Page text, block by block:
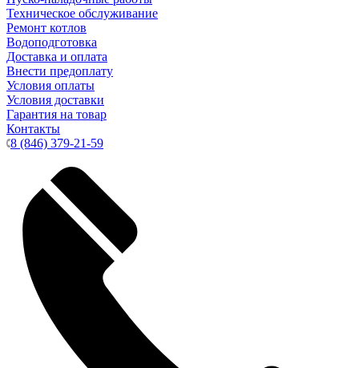
Техническое обслуживание
Ремонт котлов
Водоподготовка
Доставка и оплата
Внести предоплату
Условия оплаты
Условия доставки
Гарантия на товар
Контакты
8 (846) 379-21-59